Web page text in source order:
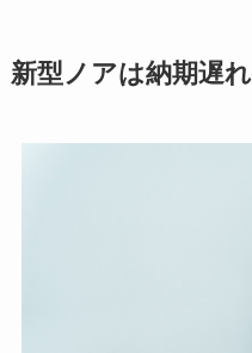
新型ノアは納期遅